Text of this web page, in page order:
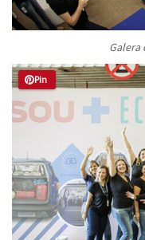
Galera
Pin